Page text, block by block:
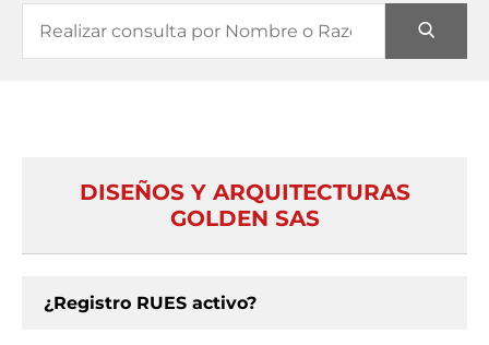
DISEÑOS Y ARQUITECTURAS
GOLDEN SAS
¿Registro RUES activo?